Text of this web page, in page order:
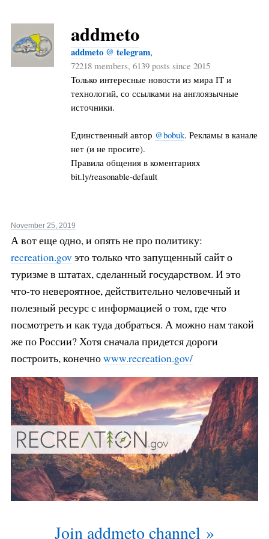
addmeto
addmeto @ telegram,
72218 members, 6139 posts since 2015
Только интересные новости из мира IT и
технологий, со ссылками на англоязычные
источники.
Единственный автор @bobuk. Рекламы в канале
нет (и не просите).
Правила общения в коментариях
bit.ly/reasonable-default
November 25, 2019
А вот еще одно, и опять не про политику:
recreation.govэто только что запущенный сайт о
туризме в штатах, сделанный государством. И это
что-то невероятное, действительно человечный и
полезный ресурс с информацией о том, где что
посмотреть и как туда добраться. А можно нам такой
же по России? Хотя сначала придется дороги
построить, конечноwww.recreation.gov/
Join addmeto channel »